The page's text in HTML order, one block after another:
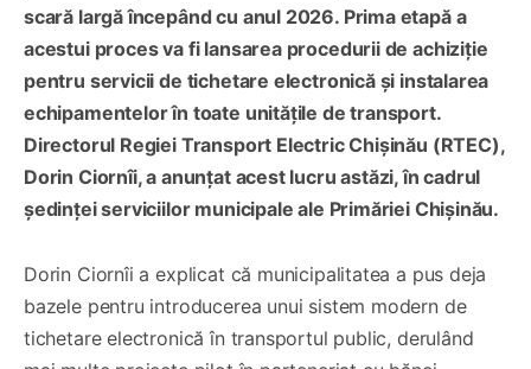
scară largă începând cu anul 2026. Prima etapă a
acestui proces va fi lansarea procedurii de achiziție
pentru servicii de tichetare electronică și instalarea
echipamentelor în toate unitățile de transport.
Directorul Regiei Transport Electric Chișinău (RTEC),
Dorin Ciornîi, a anunțat acest lucru astăzi, în cadrul
ședinței serviciilor municipale ale Primăriei Chișinău.
Dorin Ciornîi a explicat că municipalitatea a pus deja
bazele pentru introducerea unui sistem modern de
tichetare electronică în transportul public, derulând